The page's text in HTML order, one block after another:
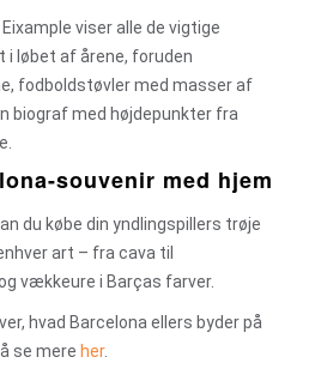
viser alle de vigtige
løbet af årene, foruden
fodboldstøvler med masser af
biograf med højdepunkter fra
souvenir med hjem
du købe din yndlingspillers trøje
art – fra cava til
vækkeure i Barças farver.
hvad Barcelona ellers byder på
se mere her.